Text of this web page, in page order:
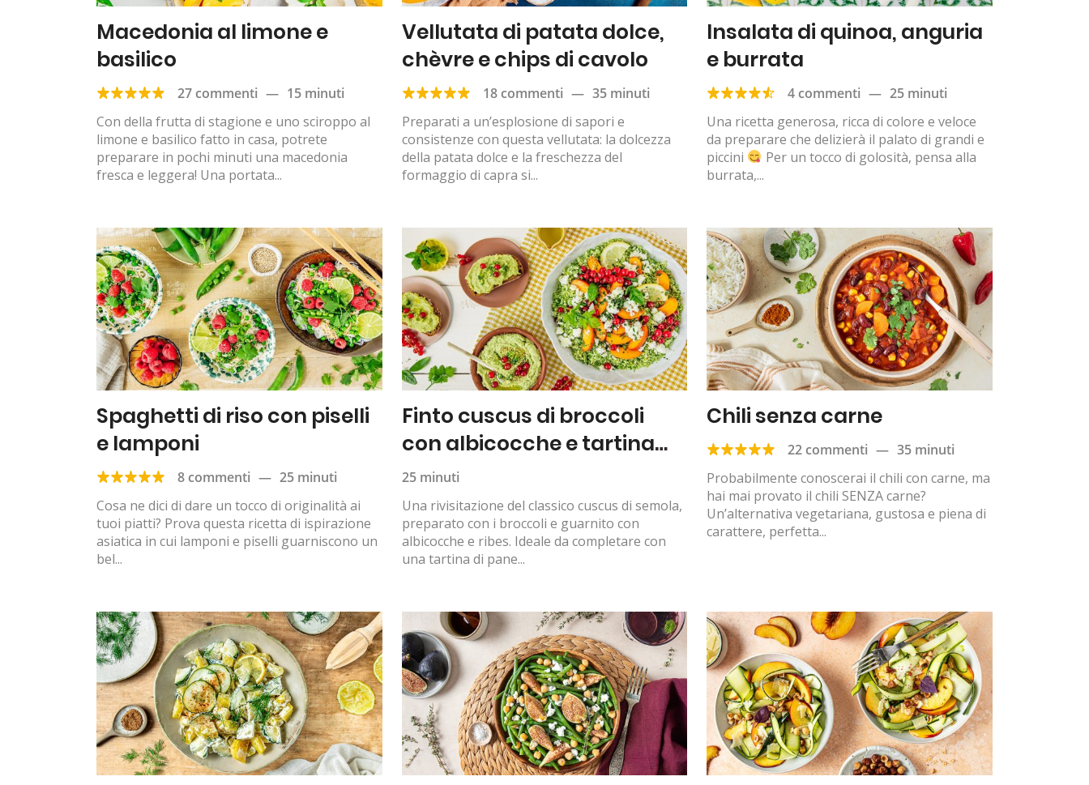
Macedonia al limone e
basilico
27 commenti — 15 minuti
Con della frutta di stagione e uno sciroppo al
limone e basilico fatto in casa, potrete
preparare in pochi minuti una macedonia
fresca e leggera! Una portata...
Vellutata di patata dolce,
chèvre e chips di cavolo
18 commenti — 35 minuti
Preparati a un’esplosione di sapori e
consistenze con questa vellutata: la dolcezza
della patata dolce e la freschezza del
formaggio di capra si...
Insalata di quinoa, anguria
e burrata
4 commenti — 25 minuti
Una ricetta generosa, ricca di colore e veloce
da preparare che delizierà il palato di grandi e
piccini
Per un tocco di golosità, pensa alla
burrata,...
Spaghetti di riso con piselli
e lamponi
8 commenti — 25 minuti
Cosa ne dici di dare un tocco di originalità ai
tuoi piatti? Prova questa ricetta di ispirazione
asiatica in cui lamponi e piselli guarniscono un
bel...
Finto cuscus di broccoli
con albicocche e tartina
all’hummus
25 minuti
Una rivisitazione del classico cuscus di semola,
preparato con i broccoli e guarnito con
albicocche e ribes. Ideale da completare con
una tartina di pane...
Chili senza carne
22 commenti — 35 minuti
Probabilmente conoscerai il chili con carne, ma
hai mai provato il chili SENZA carne?
Un’alternativa vegetariana, gustosa e piena di
carattere, perfetta...